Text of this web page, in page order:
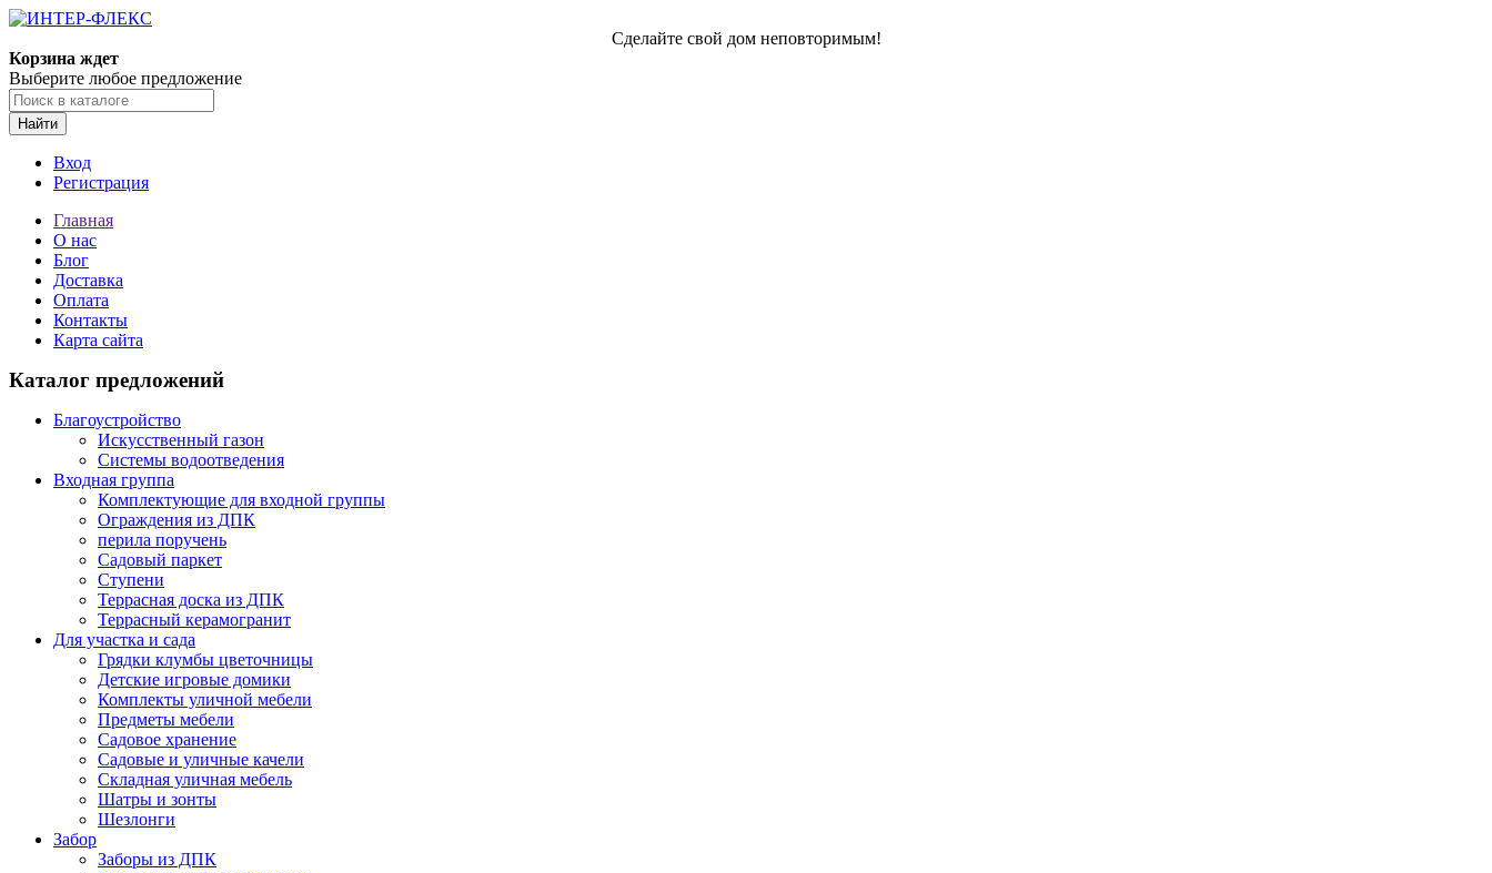
Сделайте свой дом неповторимым!
Корзина ждет
Выберите любое предложение
Найти
Вход
Регистрация
Главная
О нас
Блог
Доставка
Оплата
Контакты
Карта сайта
Каталог предложений
Благоустройство
Искусственный газон
Системы водоотведения
Входная группа
Комплектующие для входной группы
Ограждения из ДПК
перила поручень
Садовый паркет
Ступени
Террасная доска из ДПК
Террасный керамогранит
Для участка и сада
Грядки клумбы цветочницы
Детские игровые домики
Комплекты уличной мебели
Предметы мебели
Садовое хранение
Садовые и уличные качели
Складная уличная мебель
Шатры и зонты
Шезлонги
Забор
Заборы из ДПК